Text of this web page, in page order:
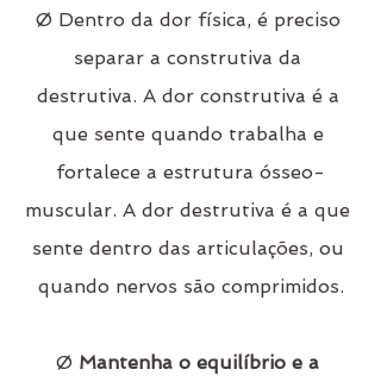
Ø Dentro da dor física, é preciso
separar a construtiva da
destrutiva. A dor construtiva é a
que sente quando trabalha e
fortalece a estrutura ósseo-
muscular. A dor destrutiva é a que
sente dentro das articulações, ou
quando nervos são comprimidos.
Ø Mantenha o equilíbrio e a